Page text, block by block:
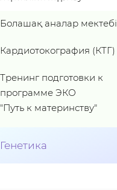
Болашақ аналар мектебі
Кардиотокография (КТГ)
Тренинг подготовки к
программе ЭКО
"Путь к материнству"
Генетика